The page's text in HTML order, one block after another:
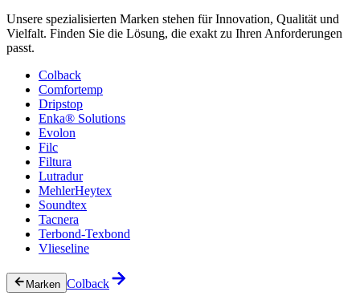
Unsere spezialisierten Marken stehen für Innovation, Qualität und
Vielfalt. Finden Sie die Lösung, die exakt zu Ihren Anforderungen
passt.
Colback
Comfortemp
Dripstop
Enka® Solutions
Evolon
Filc
Filtura
Lutradur
MehlerHeytex
Soundtex
Tacnera
Terbond-Texbond
Vlieseline
Marken Colback